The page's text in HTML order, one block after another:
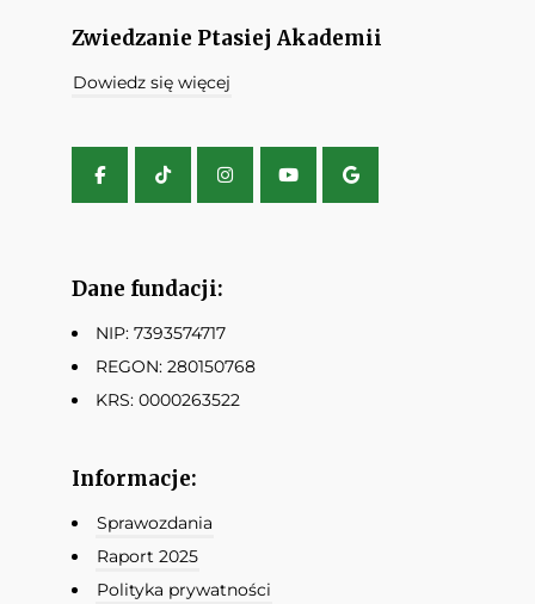
Zwiedzanie Ptasiej Akademii
Dowiedz się więcej
Dane fundacji:
NIP: 7393574717
REGON: 280150768
KRS: 0000263522
Informacje:
Sprawozdania
Raport 2025
Polityka prywatności